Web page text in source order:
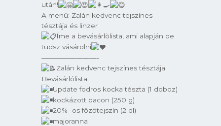
után!
A menü: Zalán kedvenc tejszínes
tésztája és linzer
Íme a bevásárlòlista, ami alapján be
tudsz vásárolni
————————-
Zalán kedvenc tejszínes tésztája
Bevásárlólista:
Update fodros kocka tészta (1 doboz)
kockázott bacon (250 g)
20%- os főzőtejszín (2 dl)
majoranna